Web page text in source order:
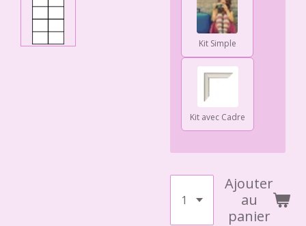
Kit Simple
Kit avec Cadre
Ajouter
au
panier